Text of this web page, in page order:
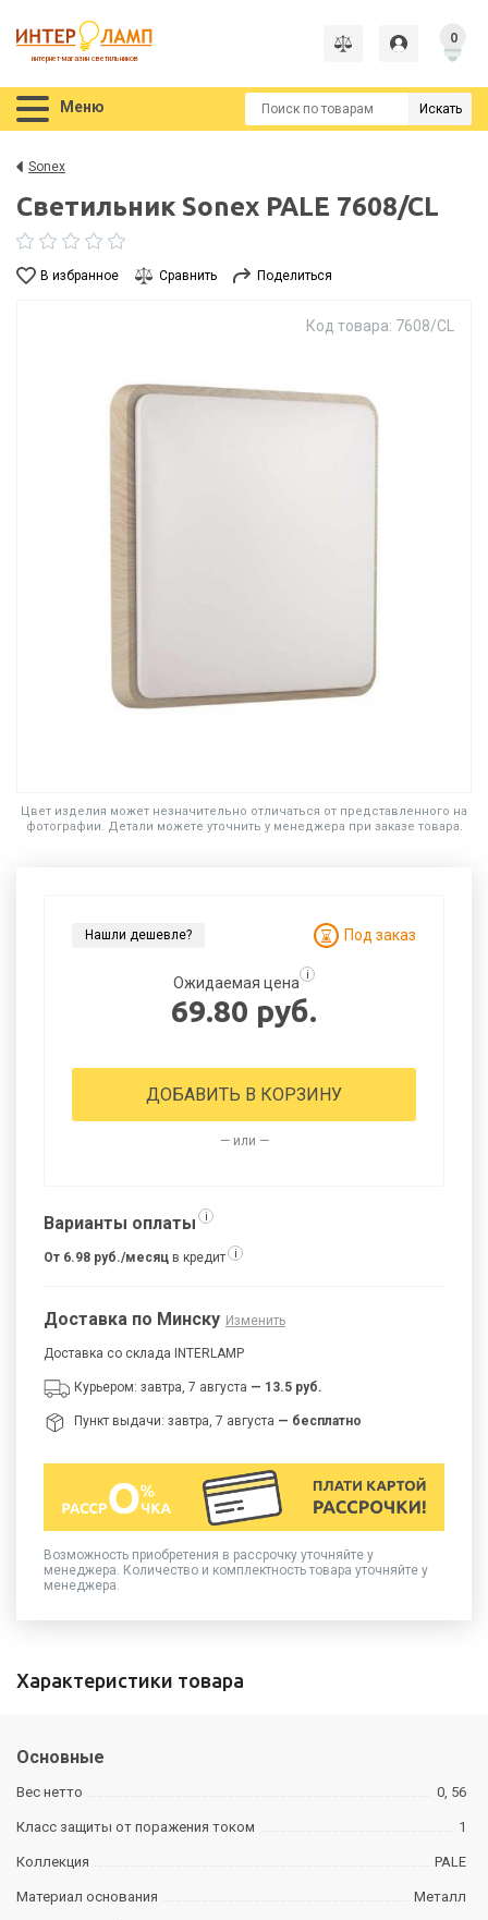
интернет-магазин светильников
0
Меню Искать
Sonex
Светильник Sonex PALE 7608/CL
В избранное Сравнить Поделиться
Код товара: 7608/CL
Цвет изделия может незначительно отличаться от представленного на
фотографии. Детали можете уточнить у менеджера при заказе товара.
Нашли дешевле? Под заказ
Ожидаемая цена i
69.80 руб.
ДОБАВИТЬ В КОРЗИНУ
— или —
Варианты оплаты i
От 6.98 руб./месяц в кредит i
Доставка по Минску Изменить
Доставка со склада INTERLAMP
Курьером: завтра, 7 августа — 13.5 руб.
Пункт выдачи: завтра, 7 августа — бесплатно
Возможность приобретения в рассрочку уточняйте у
менеджера. Количество и комплектность товара уточняйте у
менеджера.
Характеристики товара
Основные
Вес нетто 0, 56
Класс защиты от поражения током 1
Коллекция PALE
Материал основания Металл